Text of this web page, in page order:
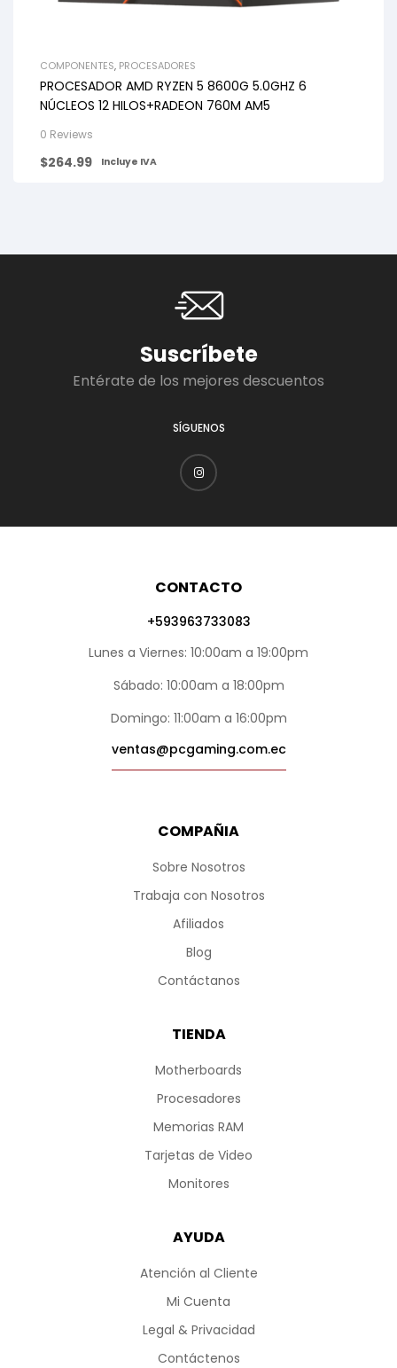
COMPONENTES, PROCESADORES
PROCESADOR AMD RYZEN 5 8600G 5.0GHZ 6
NÚCLEOS 12 HILOS+RADEON 760M AM5
0 Reviews
$264.99 Incluye IVA
Suscríbete
Entérate de los mejores descuentos
SÍGUENOS
COMPAÑIA
Sobre Nosotros
Trabaja con Nosotros
Afiliados
Blog
Contáctanos
TIENDA
Motherboards
Procesadores
Memorias RAM
Tarjetas de Video
Monitores
AYUDA
Atención al Cliente
Mi Cuenta
Legal & Privacidad
Contáctenos
CONTACTO
+593963733083
Lunes a Viernes: 10:00am a 19:00pm
Sábado: 10:00am a 18:00pm
Domingo: 11:00am a 16:00pm
ventas@pcgaming.com.ec